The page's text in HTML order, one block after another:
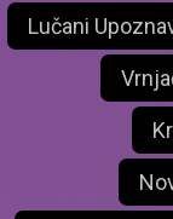
Lučani